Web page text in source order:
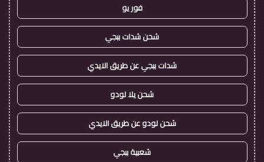
فور يو
شحن شدات ببجي
شدات ببجي عن طريق الايدي
شحن يلا لودو
شحن لودو عن طريق الايدي
شعبية ببجي